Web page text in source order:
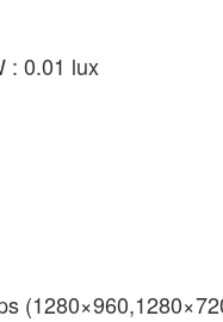
: 0.01 lux